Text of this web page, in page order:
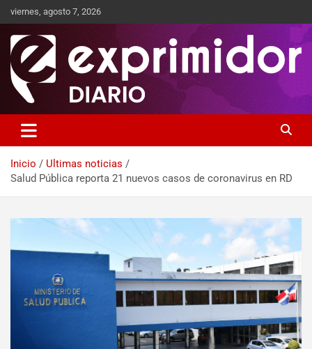
viernes, agosto 7, 2026
Exprimidor media
Inicio
Ultimas noticias
Salud Pública reporta 21 nuevos casos de coronavirus en RD